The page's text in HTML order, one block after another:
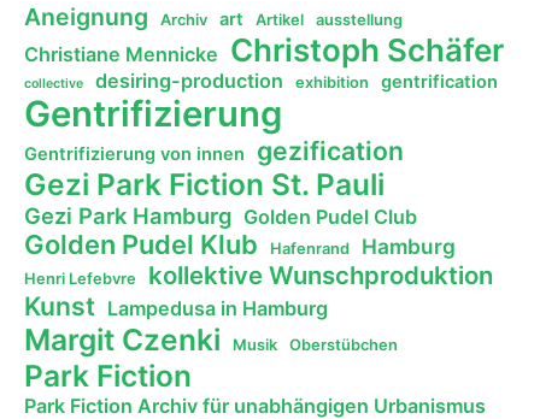
Aneignung Archiv art Artikel ausstellung
Christiane Mennicke Christoph Schäfer
collective desiring-production exhibition gentrification
Gentrifizierung
Gentrifizierung von innen gezification
Gezi Park Fiction St. Pauli
Gezi Park Hamburg Golden Pudel Club
Golden Pudel Klub Hafenrand Hamburg
Henri Lefebvre kollektive Wunschproduktion
Kunst Lampedusa in Hamburg
Margit Czenki Musik Oberstübchen
Park Fiction
Park Fiction Archiv für unabhängigen Urbanismus